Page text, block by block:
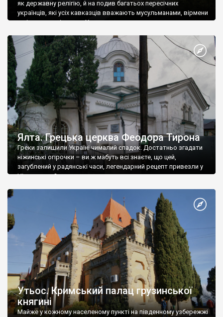
як державну релігію, й на подив багатьох пересічних
українців, які усіх кавказців вважають мусульманами, вірмени
є відданими вірянами Христа
Ялта. Грецька церква Феодора Тирона
Греки залишили Україні чималий спадок. Достатньо згадати
ніжинські огірочки – ви ж мабуть всі знаєте, що цей,
загублений у радянські часи, легендарний рецепт привезли у
Ніжин греки?
Утьос. Кримський палац грузинської
княгині
Майже у кожному населеному пункті на південному узбережжі